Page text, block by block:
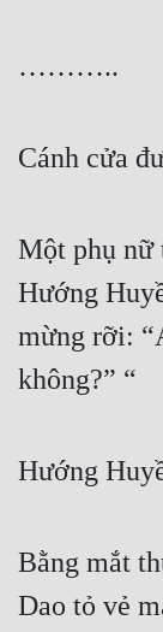
Cạnh Kỹ
Cổ Tiên Hiệp
Cổ Đại
Du Hí
Dị Giới
Gia Đấu
………..
Cánh cửa
Một phụ nữ
Hướng
mừng rỡi:
không?” “
Hướng
Bằng mắt
Dao tỏ vẻ